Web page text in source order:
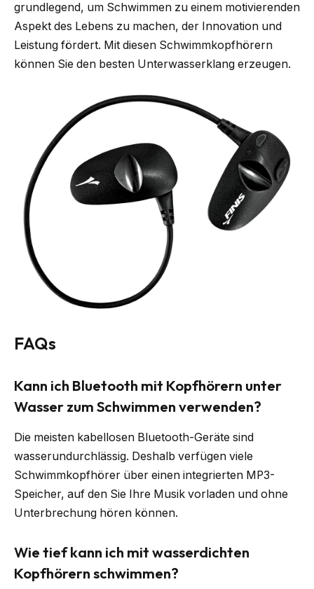
grundlegend, um Schwimmen zu einem motivierenden
Aspekt des Lebens zu machen, der Innovation und
Leistung fördert. Mit diesen Schwimmkopfhörern
können Sie den besten Unterwasserklang erzeugen.
FAQs
Kann ich Bluetooth mit Kopfhörern unter
Wasser zum Schwimmen verwenden?
Die meisten kabellosen Bluetooth-Geräte sind
wasserundurchlässig. Deshalb verfügen viele
Schwimmkopfhörer über einen integrierten MP3-
Speicher, auf den Sie Ihre Musik vorladen und ohne
Unterbrechung hören können.
Wie tief kann ich mit wasserdichten
Kopfhörern schwimmen?